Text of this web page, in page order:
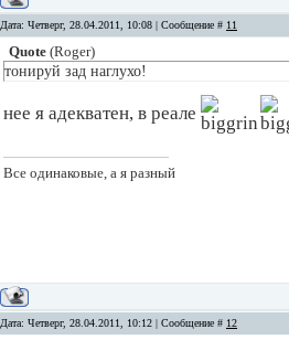
Дата: Четверг, 28.04.2011, 10:08 | Сообщение # 11
Quote (Roger)
тонируй зад наглухо!
нее я адекватен, в реале
Все одинаковые, а я разный
Дата: Четверг, 28.04.2011, 10:12 | Сообщение # 12